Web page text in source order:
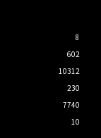
8
602
10312
230
7740
10